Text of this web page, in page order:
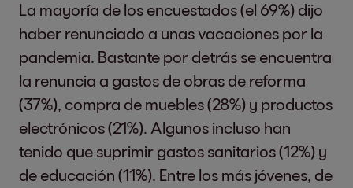
La mayoría de los encuestados (el 69%) dijo
haber renunciado a unas vacaciones por la
pandemia. Bastante por detrás se encuentra
la renuncia a gastos de obras de reforma
(37%), compra de muebles (28%) y productos
electrónicos (21%). Algunos incluso han
tenido que suprimir gastos sanitarios (12%) y
de educación (11%). Entre los más jóvenes, de